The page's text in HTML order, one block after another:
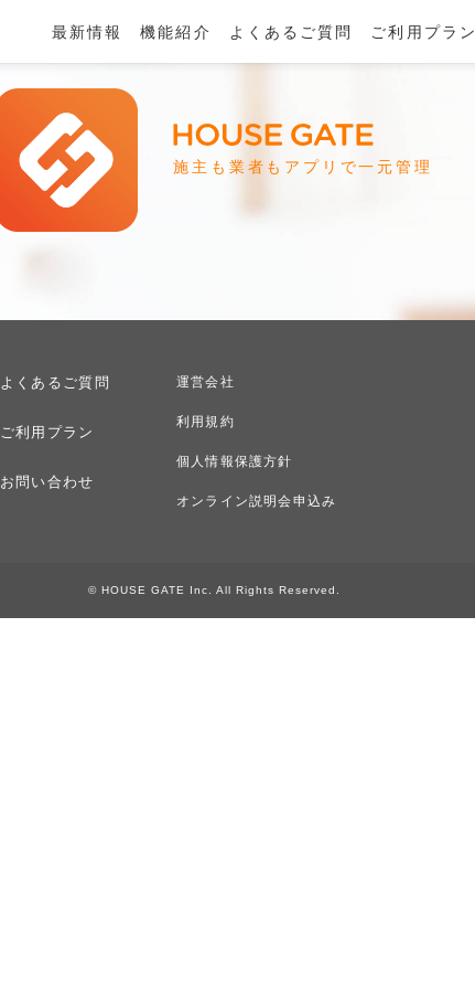
最新情報 機能紹介 よくあるご質問 ご利用プラン
施主も業者もアプリで一元管理
よくあるご質問
ご利用プラン
お問い合わせ
運営会社
利用規約
個人情報保護方針
オンライン説明会申込み
© HOUSE GATE Inc. All Rights Reserved.